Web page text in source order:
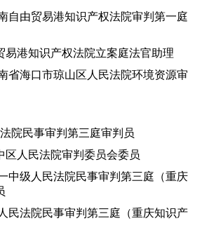
由贸易港知识产权法院审判第一庭
知识产权法院立案庭法官助理
海口市琼山区人民法院环境资源审
民事审判第三庭审判员
人民法院审判委员会委员
人民法院民事审判第三庭（重庆
院民事审判第三庭（重庆知识产